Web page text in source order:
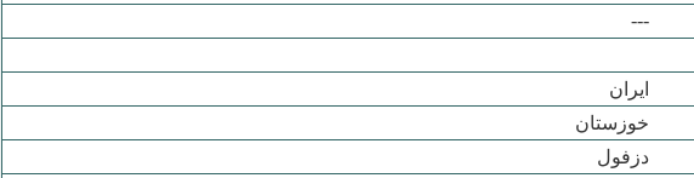
---
ایران
خوزستان
دزفول